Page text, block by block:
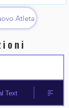
Atleta
Text